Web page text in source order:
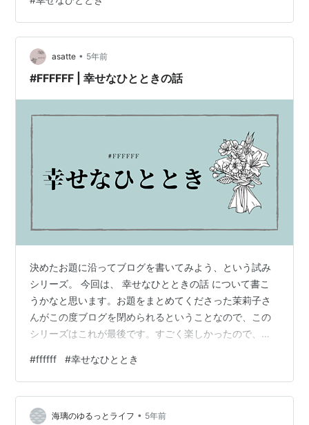
て下さいよ、この「角地」。もう、視覚だけで目の詰ま
ったサックサク感が分かるってもんじゃないですか～！
笑 いただきま～す♪ んんー！美味しい(#^.^#)♡ カタイ
ね！カタ…
asatte • 5年前
#FFFFFF | 幸せなひとときの話
決めたお題に沿ってブログを書いてみよう、という試み
シリーズ。 今回は、 幸せなひとときの話 について書こ
うかなと思います。お題をまとめてくださった茉莉子さ
んがこの度ブログを閉められるということなので、この
シリーズはこれが最後です。すごく楽しかったので、こ
ってみたい気もします。マシュマロを使うとかそういう
感じで。 https://marshmallow-
qa.com/___kargmarshmallow-qa.com 最後なので、しあ
わせそうなお題に決めました。これもまた人によって全
#ffffff #幸せなひととき
海璃のゆるっとライフ • 5年前